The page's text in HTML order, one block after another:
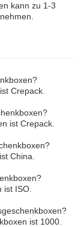
kann zu 1-3
Crepack.
ist Crepack.
China.
ISO.
ist 1000.